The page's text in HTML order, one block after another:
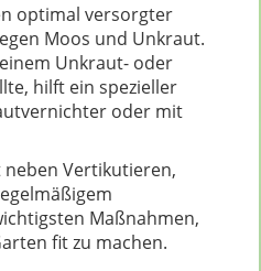
optimal versorgter
Moos und Unkraut.
Unkraut- oder
hilft ein spezieller
oder mit
neben Vertikutieren,
Maßnahmen,
fit zu machen.